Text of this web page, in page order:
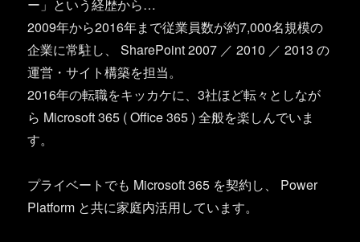
ー」という経歴から…
2009年から2016年まで従業員数が約7,000名規模の
企業に常駐し、 SharePoint 2007 ／ 2010 ／ 2013 の
運営・サイト構築を担当。
2016年の転職をキッカケに、3社ほど転々としなが
ら Microsoft 365 ( Office 365 ) 全般を楽しんでいま
す。
プライベートでも Microsoft 365 を契約し、 Power
Platform と共に家庭内活用しています。